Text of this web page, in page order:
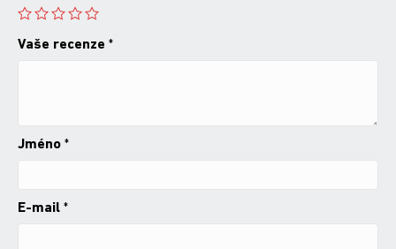
Vaše recenze *
Jméno *
E-mail *